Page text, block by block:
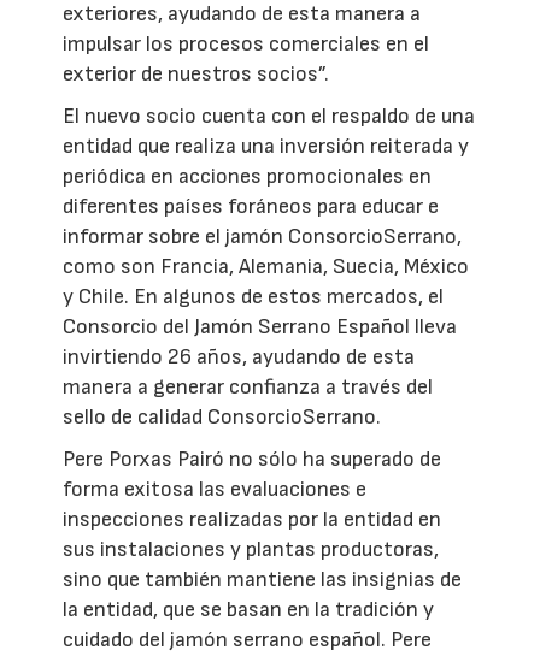
exteriores, ayudando de esta manera a
impulsar los procesos comerciales en el
exterior de nuestros socios”.
El nuevo socio cuenta con el respaldo de una
entidad que realiza una inversión reiterada y
periódica en acciones promocionales en
diferentes países foráneos para educar e
informar sobre el jamón ConsorcioSerrano,
como son Francia, Alemania, Suecia, México
y Chile. En algunos de estos mercados, el
Consorcio del Jamón Serrano Español lleva
invirtiendo 26 años, ayudando de esta
manera a generar confianza a través del
sello de calidad ConsorcioSerrano.
Pere Porxas Pairó no sólo ha superado de
forma exitosa las evaluaciones e
inspecciones realizadas por la entidad en
sus instalaciones y plantas productoras,
sino que también mantiene las insignias de
la entidad, que se basan en la tradición y
cuidado del jamón serrano español. Pere